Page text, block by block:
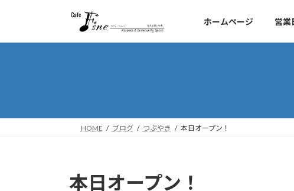
ッ
移
ホームページ 営業
HOME ブログ つぶやき 本日オープン！
本日オープン！